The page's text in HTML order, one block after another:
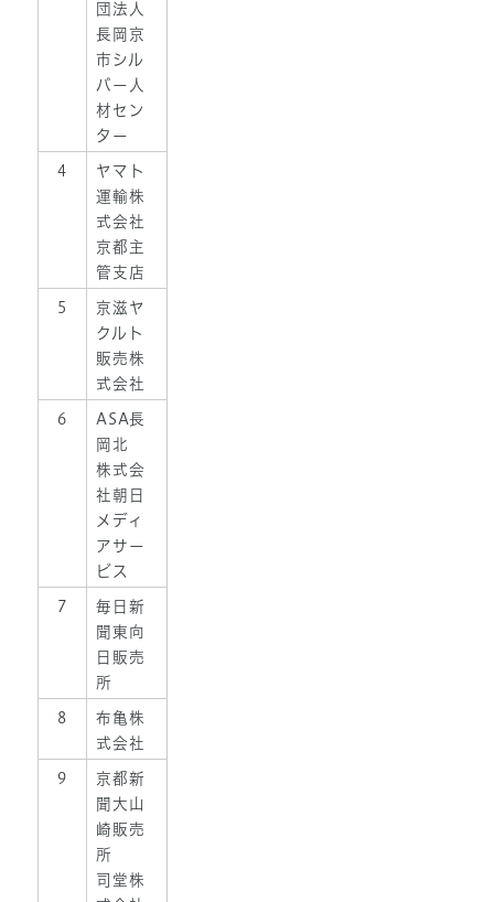
団法人
長岡京
市シル
バー人
材セン
ター
4
ヤマト
運輸株
式会社
京都主
管支店
5
京滋ヤ
クルト
販売株
式会社
6
ASA長
岡北
株式会
社朝日
メディ
アサー
ビス
7
毎日新
聞東向
日販売
所
8
布亀株
式会社
9
京都新
聞大山
崎販売
所
司堂株